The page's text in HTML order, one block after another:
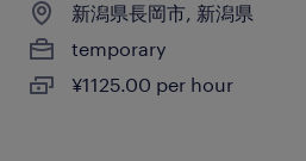
新潟県長岡市, 新潟県
temporary
¥1125.00 per hour